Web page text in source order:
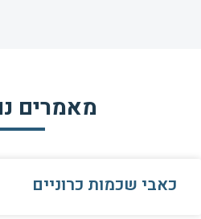
מאמרים
כאבי שכמות כרוניים